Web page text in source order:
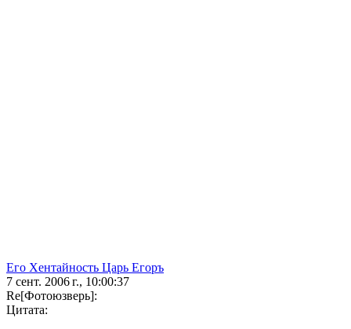
Его Хентайность Царь Егоръ
7 сент. 2006 г., 10:00:37
Re[Фотоюзверь]:
Цитата: